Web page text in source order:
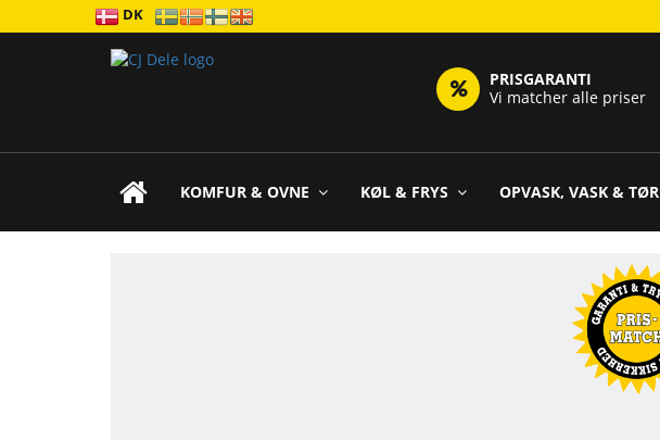
DK
PRISGARANTI
Vi matcher alle priser
KOMFUR & OVNE KØL & FRYS OPVASK, VASK & TØR